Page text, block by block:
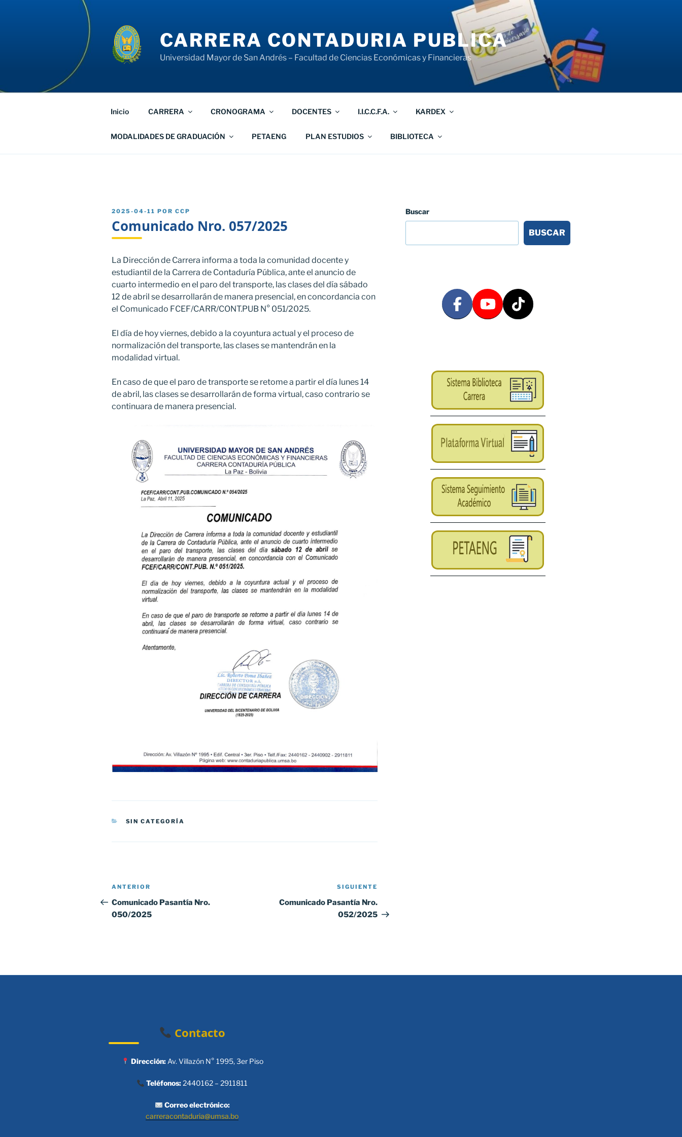
CARRERA CONTADURIA PUBLICA
Universidad Mayor de San Andrés – Facultad de Ciencias Económicas y Financieras
Inicio CARRERA CRONOGRAMA DOCENTES I.I.C.C.F.A. KARDEX
MODALIDADES DE GRADUACIÓN PETAENG PLAN ESTUDIOS BIBLIOTECA
PUBLICADO
2025-04-11 POR CCP
Comunicado Nro. 057/2025
La Dirección de Carrera informa a toda la comunidad docente y
estudiantil de la Carrera de Contaduría Pública, ante el anuncio de
cuarto intermedio en el paro del transporte, las clases del día sábado
12 de abril se desarrollarán de manera presencial, en concordancia con
el Comunicado FCEF/CARR/CONT.PUB N° 051/2025.
El día de hoy viernes, debido a la coyuntura actual y el proceso de
normalización del transporte, las clases se mantendrán en la
modalidad virtual.
En caso de que el paro de transporte se retome a partir el día lunes 14
de abril, las clases se desarrollarán de forma virtual, caso contrario se
continuara de manera presencial.
CATEGORÍAS
SIN CATEGORÍA
Navegación
de
entradas
Entrada
anterior:
ANTERIOR
Comunicado Pasantía Nro.
050/2025
SIGUIENTE
Comunicado Pasantía Nro.
052/2025
Buscar
BUSCAR
Contacto
Dirección:Av. Villazón N° 1995, 3er Piso
Teléfonos:2440162 – 2911811
Correo electrónico:
carreracontaduria@umsa.bo